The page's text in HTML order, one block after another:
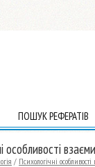
ПОШУК РЕФЕРАТІВ
особливості
/ Психологічні